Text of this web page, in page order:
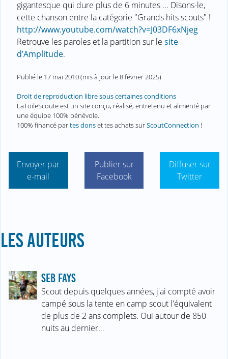
gigantesque qui dure plus de 6 minutes ... Disons-le,
cette chanson entre la catégorie "Grands hits scouts" !
http://www.youtube.com/watch?v=J03DF6xNjeg
Retrouve les paroles et la partition sur le site
d’Amplitude.
Publié le 17 mai 2010(mis à jour le8 février 2025)
Droit de reproduction libre sous certaines conditions
LaToileScoute est un site conçu, réalisé, entretenu et alimenté par
une équipe 100% bénévole.
100% financé partes donset tes achats surScoutConnection !
Envoyer par
e-mail
Publier sur
Facebook
Diffuser sur
Twitter
LES AUTEURS
SEB FAYS
Scout depuis quelques années, j'ai compté avoir
campé sous la tente en camp scout l'équivalent
de plus de 2 ans complets. Oui autour de 850
nuits au dernier…